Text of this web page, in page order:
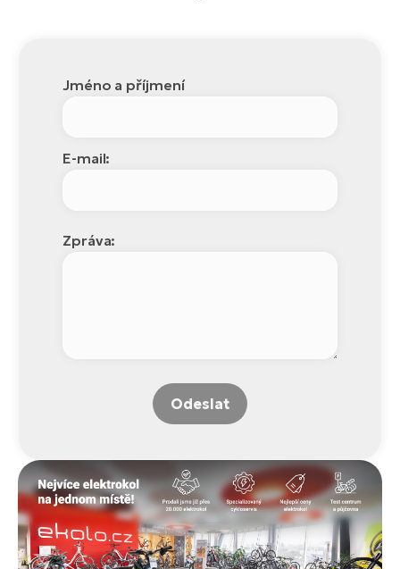
Jméno a příjmení
E-mail:
Zpráva:
Odeslat